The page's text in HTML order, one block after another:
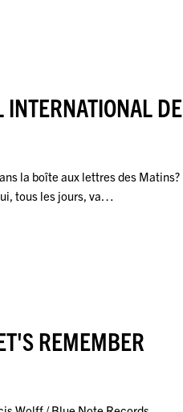
INTERNATIONAL DE
la boîte aux lettres des Matins?
tous les jours, va…
REMEMBER